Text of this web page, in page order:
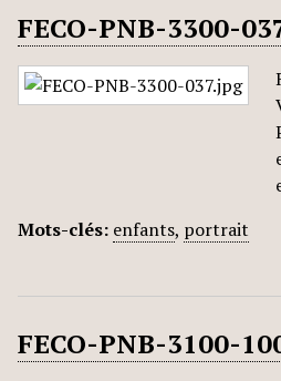
FECO-PNB-3300-
Mots-clés: enfants, portrait
FECO-PNB-3100-